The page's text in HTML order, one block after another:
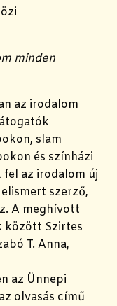
minden
az irodalom
slam
és színházi
az irodalom új
szerző,
A meghívott
között Szirtes
T. Anna,
az Ünnepi
olvasás című